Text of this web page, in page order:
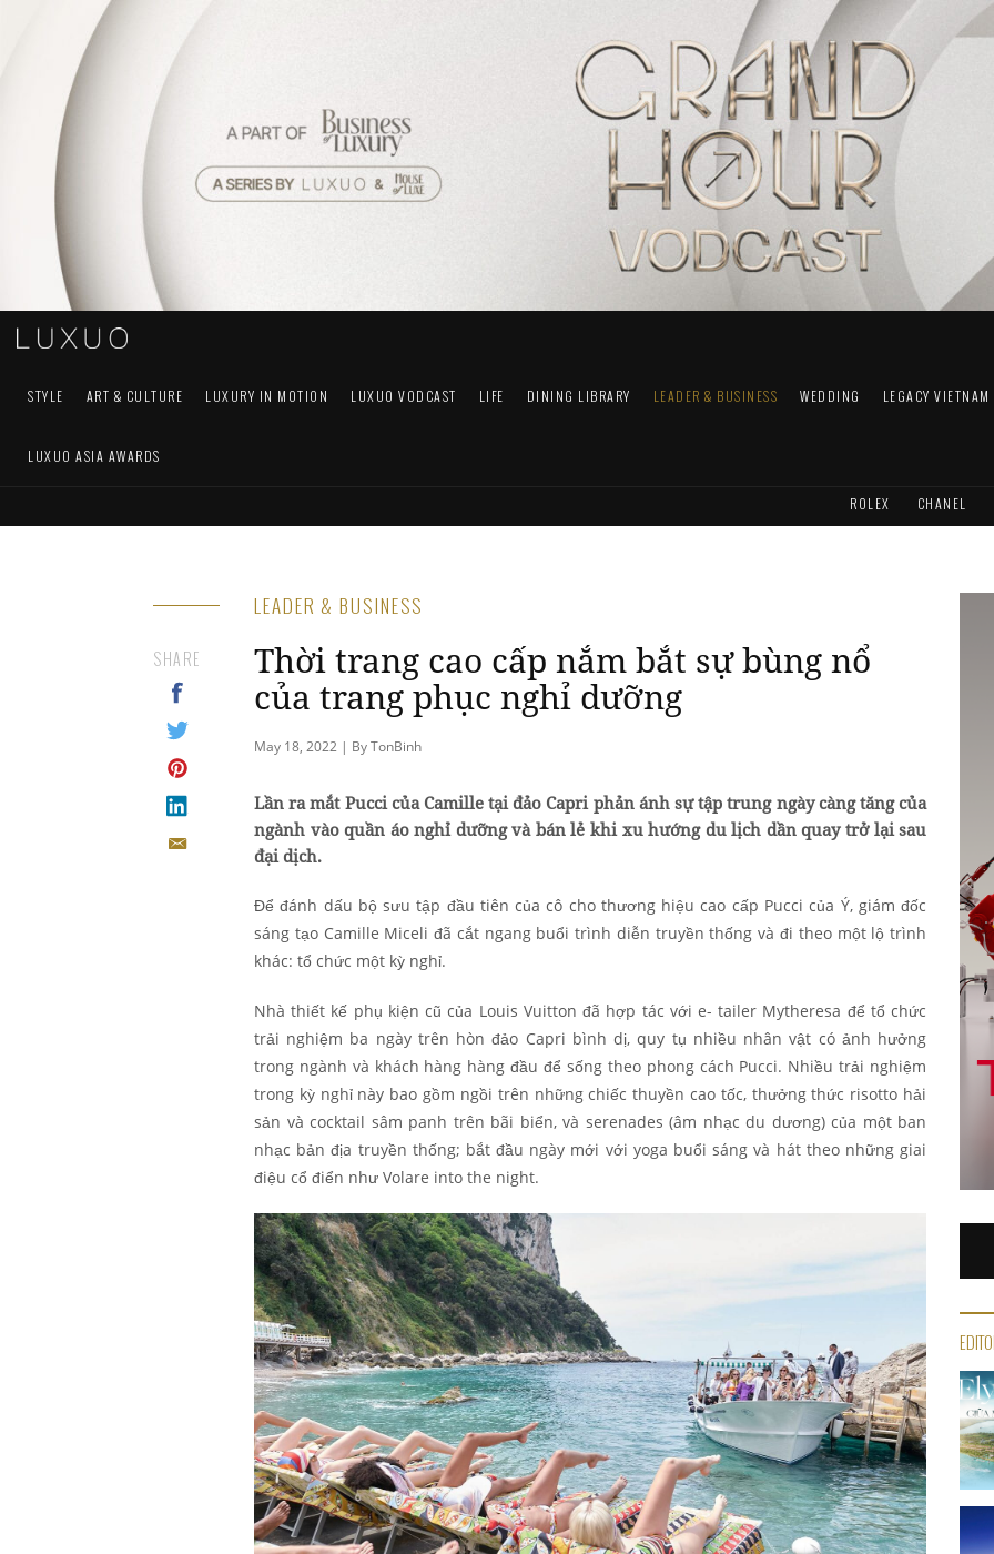
STYLE ART & CULTURE LUXURY IN MOTION LUXUO VODCAST LIFE DINING LIBRARY LEADER & BUSINESS WEDDING LEGACY VIETNAM
LUXUO ASIA AWARDS
ROLEX CHANEL
LEADER & BUSINESS
Thời trang cao cấp nắm bắt sự bùng nổ
của trang phục nghỉ dưỡng
May 18, 2022 | By TonBinh
SHARE
Lần ra mắt Pucci của Camille tại đảo Capri phản ánh sự tập trung ngày càng tăng của
ngành vào quần áo nghỉ dưỡng và bán lẻ khi xu hướng du lịch dần quay trở lại sau
đại dịch.
Để đánh dấu bộ sưu tập đầu tiên của cô cho thương hiệu cao cấp Pucci của Ý, giám đốc
sáng tạo Camille Miceli đã cắt ngang buổi trình diễn truyền thống và đi theo một lộ trình
khác: tổ chức một kỳ nghỉ.
Nhà thiết kế phụ kiện cũ của Louis Vuitton đã hợp tác với e- tailer Mytheresa để tổ chức
trải nghiệm ba ngày trên hòn đảo Capri bình dị, quy tụ nhiều nhân vật có ảnh hưởng
trong ngành và khách hàng hàng đầu để sống theo phong cách Pucci. Nhiều trải nghiệm
trong kỳ nghỉ này bao gồm ngồi trên những chiếc thuyền cao tốc, thưởng thức risotto hải
sản và cocktail sâm panh trên bãi biển, và serenades (âm nhạc du dương) của một ban
nhạc bản địa truyền thống; bắt đầu ngày mới với yoga buổi sáng và hát theo những giai
điệu cổ điển như Volare into the night.